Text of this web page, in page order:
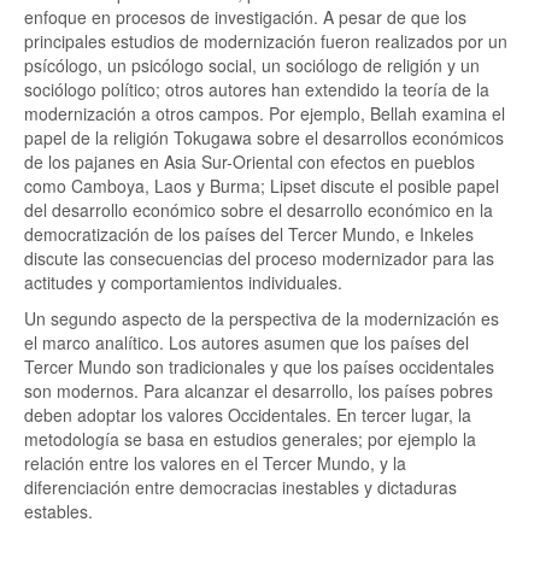
enfoque en procesos de investigación. A pesar de que los
principales estudios de modernización fueron realizados por un
psícólogo, un psicólogo social, un sociólogo de religión y un
sociólogo político; otros autores han extendido la teoría de la
modernización a otros campos. Por ejemplo, Bellah examina el
papel de la religión Tokugawa sobre el desarrollos económicos
de los pajanes en Asia Sur-Oriental con efectos en pueblos
como Camboya, Laos y Burma; Lipset discute el posible papel
del desarrollo económico sobre el desarrollo económico en la
democratización de los países del Tercer Mundo, e Inkeles
discute las consecuencias del proceso modernizador para las
actitudes y comportamientos individuales.
Un segundo aspecto de la perspectiva de la modernización es
el marco analítico. Los autores asumen que los países del
Tercer Mundo son tradicionales y que los países occidentales
son modernos. Para alcanzar el desarrollo, los países pobres
deben adoptar los valores Occidentales. En tercer lugar, la
metodología se basa en estudios generales; por ejemplo la
relación entre los valores en el Tercer Mundo, y la
diferenciación entre democracias inestables y dictaduras
estables.